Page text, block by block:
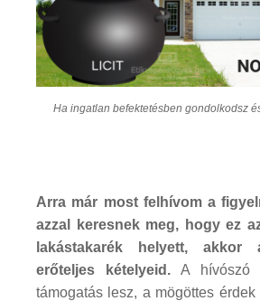
Ha ingatlan befektetésben gondolkodsz
Arra már most felhívom a
azzal keresnek meg, hogy ez
lakástakarék helyett, akkor
erőteljes kételyeid.A hívószó
támogatás lesz, a mögöttes